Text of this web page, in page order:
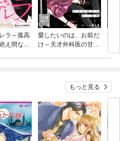
ラ～孤高
え間なく
愛したいのは、お前だ
け～天才外科医の甘い
張
ま
もっと見る